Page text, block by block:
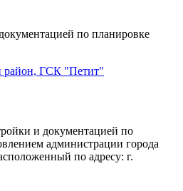
по планировке
район, ГСК "Петит"
и документацией по
администрации города
по адресу: г.